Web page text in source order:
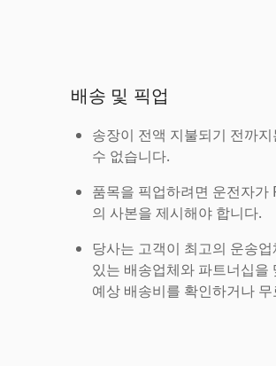
배송 및 픽업
송장이 전액 지불되기 전까
수 없습니다.
품목을 픽업하려면 운전자
의 사본을 제시해야 합니다.
당사는 고객이 최고의 운송
있는 배송업체와 파트너십
예상 배송비를 확인하거나